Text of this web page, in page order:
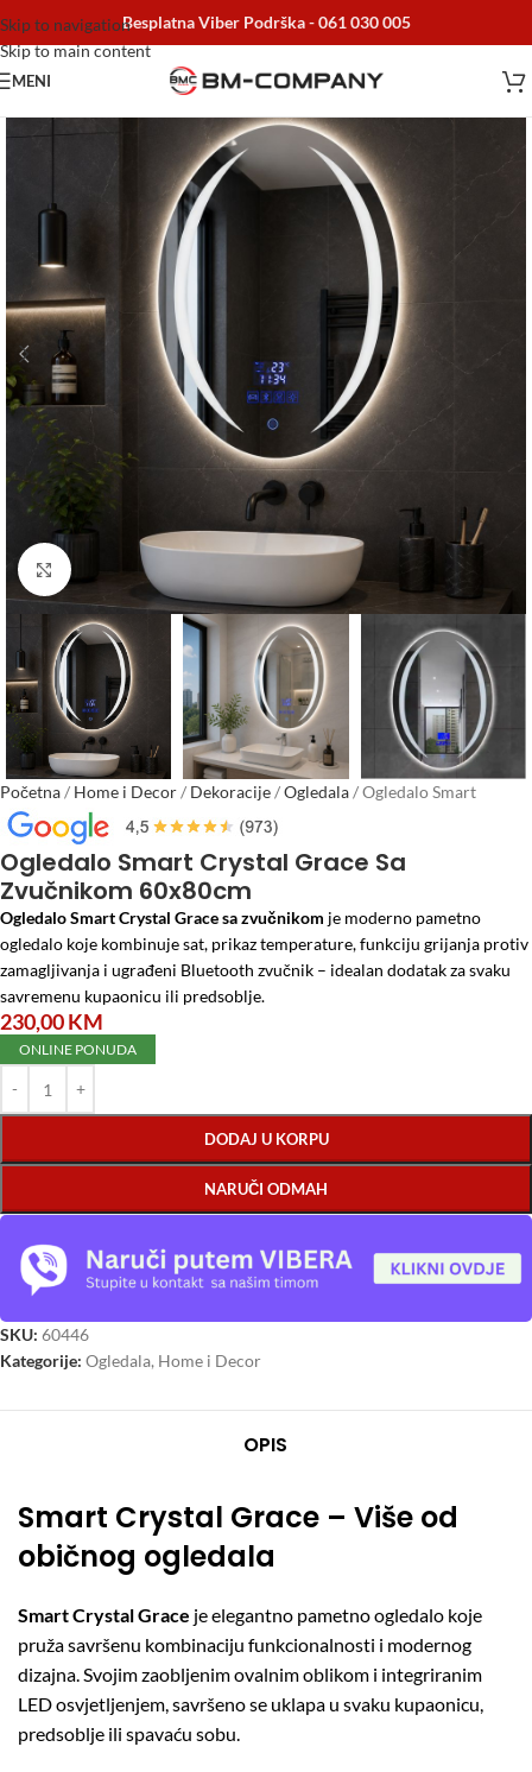
Skip to navigation
Skip to main content
Besplatna Viber Podrška -061 030 005
MENI
Click to enlarge
Početna/ Home i Decor/ Dekoracije/Ogledala/Ogledalo Smart
Crystal Grace Sa Zvučnikom 60x80cm
Ogledalo Smart Crystal Grace Sa
Zvučnikom 60x80cm
Ogledalo Smart Crystal Grace sa zvučnikom je moderno pametno
ogledalo koje kombinuje sat, prikaz temperature, funkciju grijanja protiv
zamagljivanja i ugrađeni Bluetooth zvučnik – idealan dodatak za svaku
savremenu kupaonicu ili predsoblje.
230,00KM
ONLINE PONUDA
DODAJ U KORPU
NARUČI ODMAH
SKU: 60446
Kategorije: Ogledala, Home i Decor
OPIS
Smart Crystal Grace – Više od
običnog ogledala
Smart Crystal Grace je elegantno pametno ogledalo koje
pruža savršenu kombinaciju funkcionalnosti i modernog
dizajna. Svojim zaobljenim ovalnim oblikom i integriranim
LED osvjetljenjem, savršeno se uklapa u svaku kupaonicu,
predsoblje ili spavaću sobu.